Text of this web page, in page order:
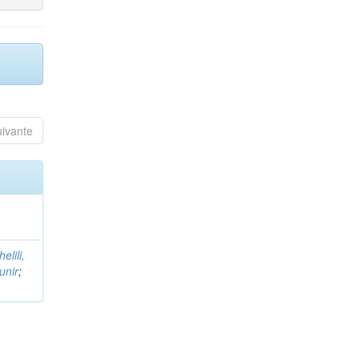
;